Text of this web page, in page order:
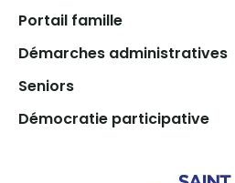
Portail famille
Démarches administratives
Seniors
Démocratie participative